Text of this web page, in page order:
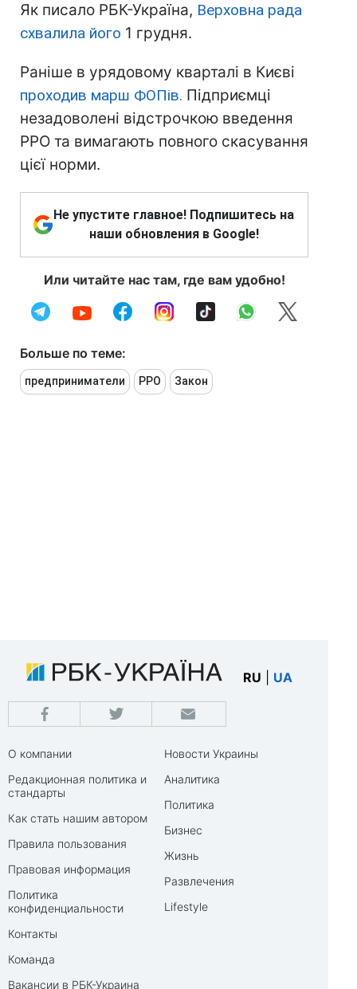
Як писало РБК-Україна, Верховна рада
схвалила його 1 грудня.
Раніше в урядовому кварталі в Києві
проходив марш ФОПів. Підприємці
незадоволені відстрочкою введення
РРО та вимагають повного скасування
цієї норми.
Не упустите главное! Подпишитесь на
наши обновления в Google!
Или читайте нас там, где вам удобно!
Больше по теме:
предприниматели РРО Закон
RU UA
О компании
Редакционная политика и
стандарты
Как стать нашим автором
Правила пользования
Правовая информация
Политика
конфиденциальности
Контакты
Команда
Вакансии в РБК-Украина
Новости Украины
Аналитика
Политика
Бизнес
Жизнь
Развлечения
Lifestyle